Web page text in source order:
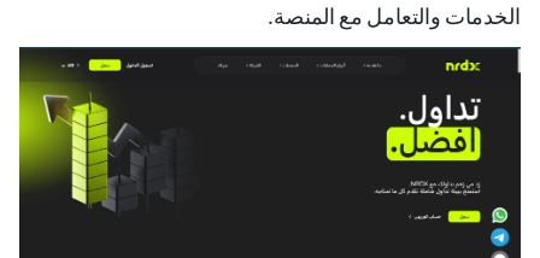
الخدمات والتعامل مع المنصة.